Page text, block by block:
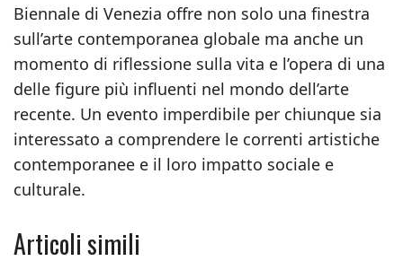
Biennale di Venezia offre non solo una finestra
sull’arte contemporanea globale ma anche un
momento di riflessione sulla vita e l’opera di una
delle figure più influenti nel mondo dell’arte
recente. Un evento imperdibile per chiunque sia
interessato a comprendere le correnti artistiche
contemporanee e il loro impatto sociale e
culturale.
Articoli simili